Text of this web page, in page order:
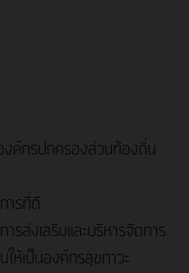
ค์กรปกครองส่วนท้องถิ่น
ารที่ดี
รส่งเสริมและบริหารจัดการ
ห้เป็นองค์กรสุขภาวะ